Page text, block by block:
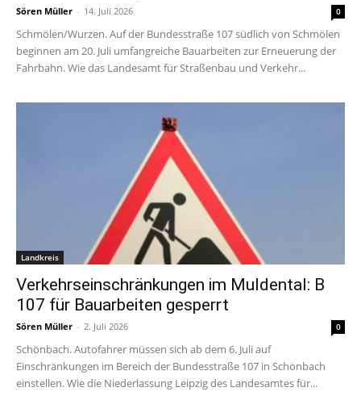
Sören Müller - 14. Juli 2026 0
Schmölen/Wurzen. Auf der Bundesstraße 107 südlich von Schmölen
beginnen am 20. Juli umfangreiche Bauarbeiten zur Erneuerung der
Fahrbahn. Wie das Landesamt für Straßenbau und Verkehr...
Landkreis
Verkehrseinschränkungen im Muldental: B
107 für Bauarbeiten gesperrt
Sören Müller - 2. Juli 2026 0
Schönbach. Autofahrer müssen sich ab dem 6. Juli auf
Einschränkungen im Bereich der Bundesstraße 107 in Schönbach
einstellen. Wie die Niederlassung Leipzig des Landesamtes für...